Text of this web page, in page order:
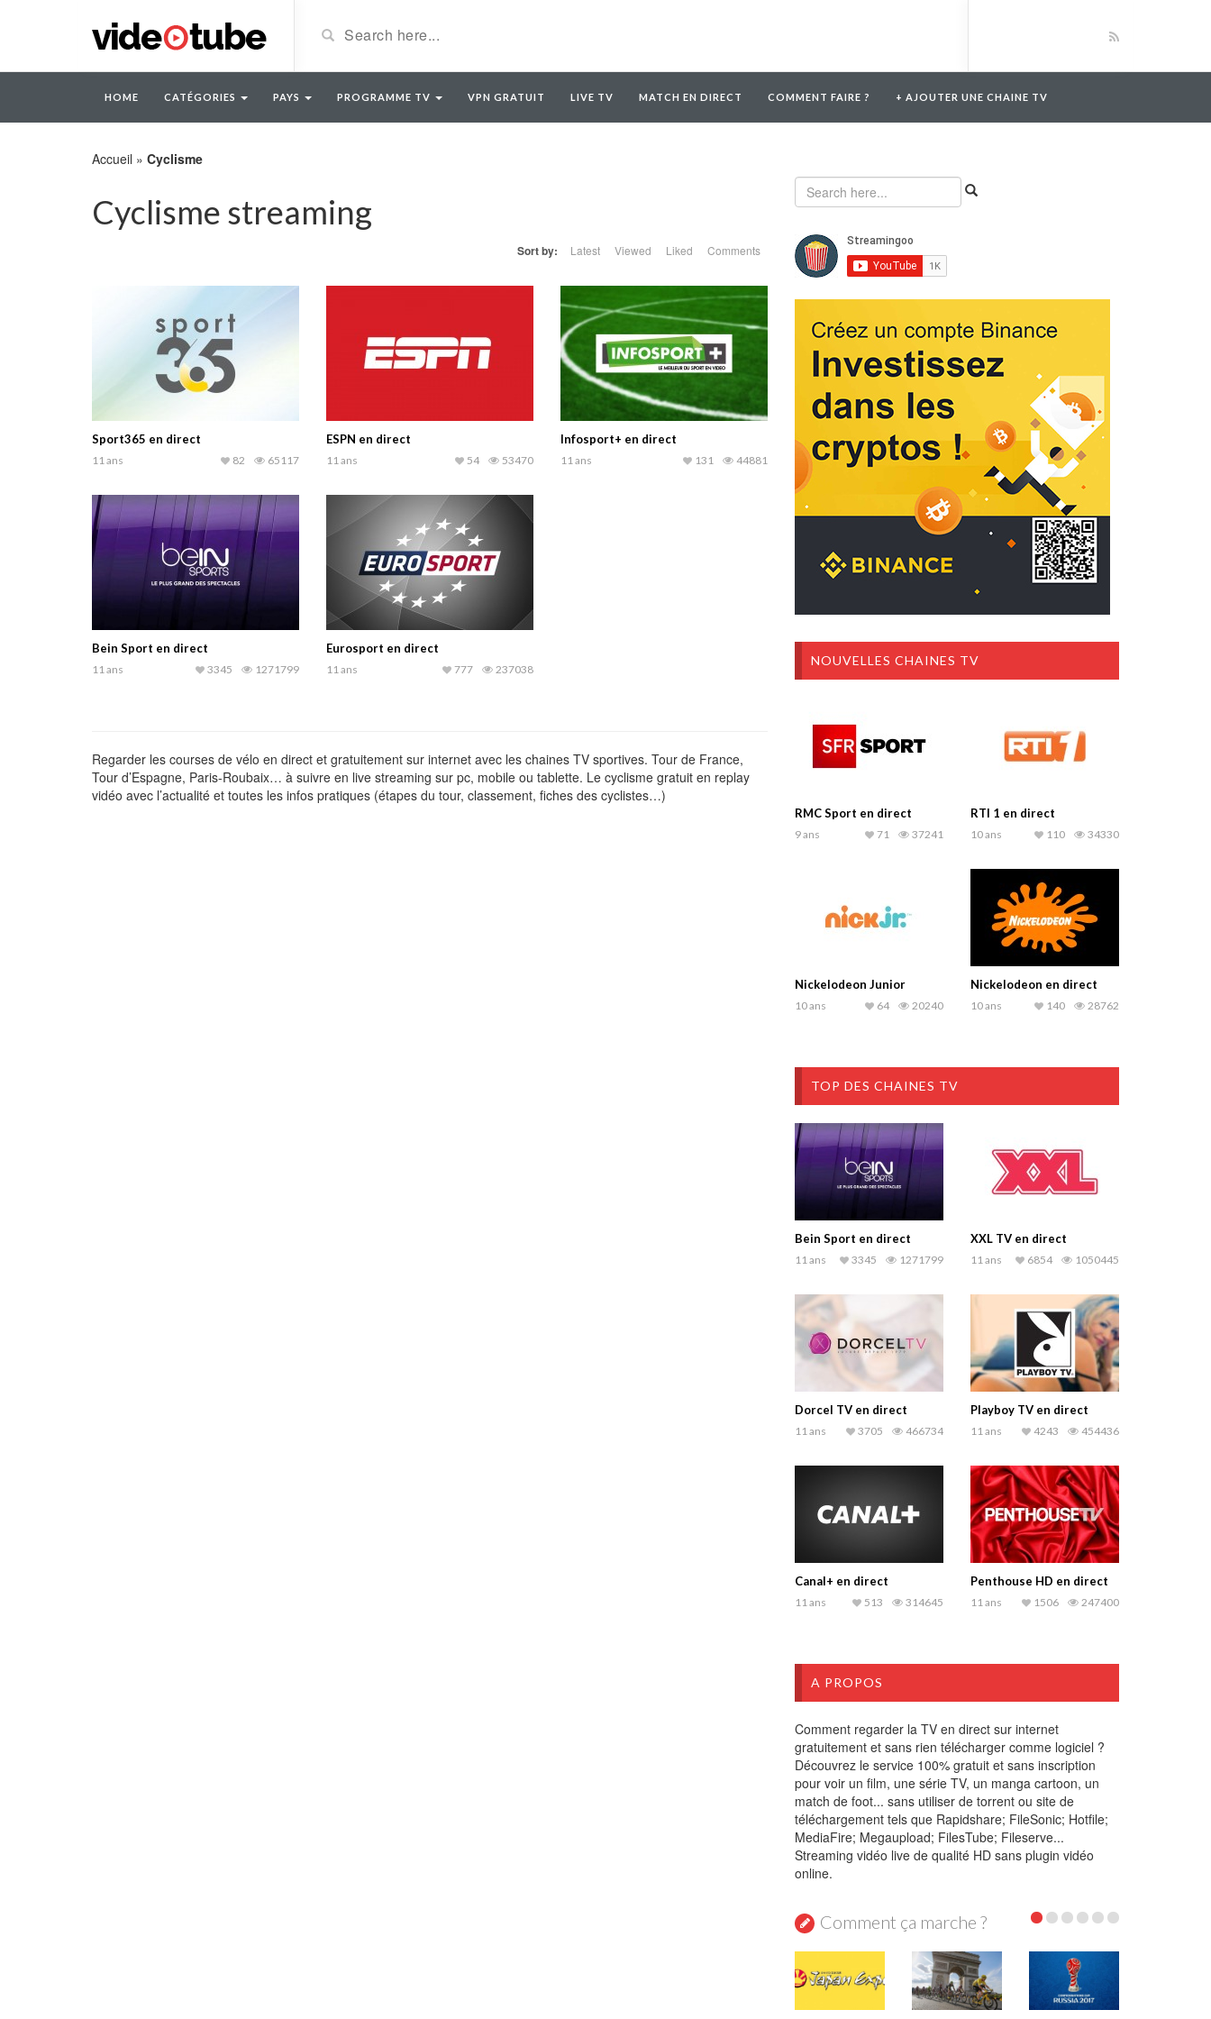
HOME CATÉGORIES PAYS PROGRAMME TV VPN GRATUIT LIVE TV MATCH EN DIRECT COMMENT FAIRE ? + AJOUTER UNE CHAINE TV
Accueil » Cyclisme
Cyclisme streaming
Sort by: Latest Viewed Liked Comments
Sport365 en direct
11 ans 65117
82
ESPN en direct
11 ans 53470
54
Infosport+ en direct
11 ans 44881
131
Bein Sport en direct
11 ans 1271799
3345
Eurosport en direct
11 ans 237038
777
Regarder les courses de vélo en direct et gratuitement sur internet avec les chaines TV sportives. Tour de France,
Tour d’Espagne, Paris-Roubaix… à suivre en live streaming sur pc, mobile ou tablette. Le cyclisme gratuit en replay
vidéo avec l’actualité et toutes les infos pratiques (étapes du tour, classement, fiches des cyclistes…)
NOUVELLES CHAINES TV
RMC Sport en direct
9 ans 37241
71
RTI 1 en direct
10 ans 34330
110
Nickelodeon Junior
10 ans 20240
64
Nickelodeon en direct
10 ans 28762
140
TOP DES CHAINES TV
Bein Sport en direct
11 ans 1271799
3345
XXL TV en direct
11 ans 1050445
6854
Dorcel TV en direct
11 ans 466734
3705
Playboy TV en direct
11 ans 454436
4243
Canal+ en direct
11 ans 314645
513
Penthouse HD en direct
11 ans 247400
1506
A PROPOS
Comment regarder la TV en direct sur internet
gratuitement et sans rien télécharger comme logiciel ?
Découvrez le service 100% gratuit et sans inscription
pour voir un film, une série TV, un manga cartoon, un
match de foot... sans utiliser de torrent ou site de
téléchargement tels que Rapidshare; FileSonic; Hotfile;
MediaFire; Megaupload; FilesTube; Fileserve...
Streaming vidéo live de qualité HD sans plugin vidéo
online.
Comment ça marche ?